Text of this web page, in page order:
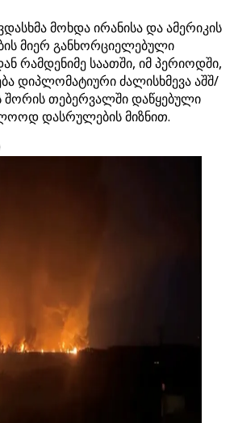
მოხდა ირანისა და ამერიკის
მიერ განხორციელებული
რამდენიმე საათში, იმ პერიოდში,
დიპლომატიური ძალისხმევა აშშ/
შორის თებერვალში დაწყებული
დასრულების მიზნით.